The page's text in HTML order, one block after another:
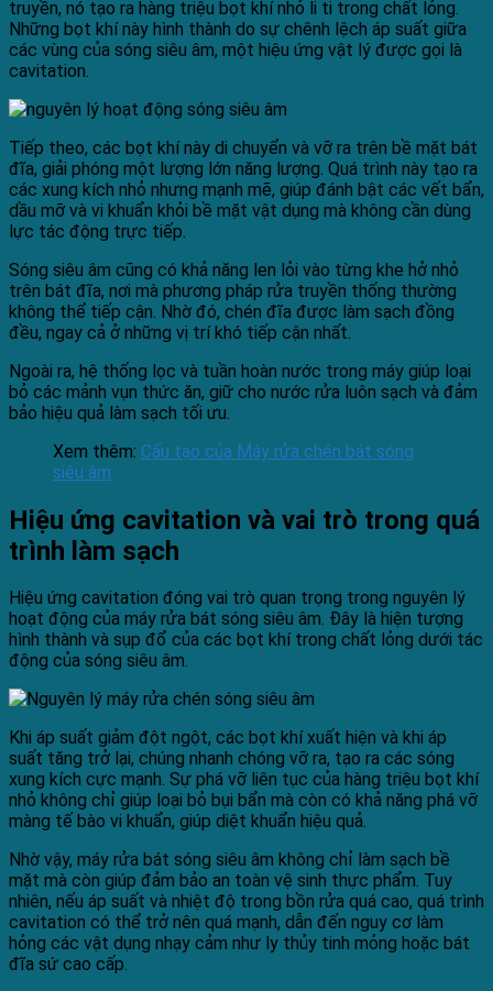
truyền, nó tạo ra hàng triệu bọt khí nhỏ li ti trong chất lỏng.
Những bọt khí này hình thành do sự chênh lệch áp suất giữa
các vùng của sóng siêu âm, một hiệu ứng vật lý được gọi là
cavitation.
Tiếp theo, các bọt khí này di chuyển và vỡ ra trên bề mặt bát
đĩa, giải phóng một lượng lớn năng lượng. Quá trình này tạo ra
các xung kích nhỏ nhưng mạnh mẽ, giúp đánh bật các vết bẩn,
dầu mỡ và vi khuẩn khỏi bề mặt vật dụng mà không cần dùng
lực tác động trực tiếp.
Sóng siêu âm cũng có khả năng len lỏi vào từng khe hở nhỏ
trên bát đĩa, nơi mà phương pháp rửa truyền thống thường
không thể tiếp cận. Nhờ đó, chén đĩa được làm sạch đồng
đều, ngay cả ở những vị trí khó tiếp cận nhất.
Ngoài ra, hệ thống lọc và tuần hoàn nước trong máy giúp loại
bỏ các mảnh vụn thức ăn, giữ cho nước rửa luôn sạch và đảm
bảo hiệu quả làm sạch tối ưu.
Xem thêm: Cấu tạo của Máy rửa chén bát sóng
siêu âm
Hiệu ứng cavitation và vai trò trong quá
trình làm sạch
Hiệu ứng cavitation đóng vai trò quan trọng trong nguyên lý
hoạt động của máy rửa bát sóng siêu âm. Đây là hiện tượng
hình thành và sụp đổ của các bọt khí trong chất lỏng dưới tác
động của sóng siêu âm.
Khi áp suất giảm đột ngột, các bọt khí xuất hiện và khi áp
suất tăng trở lại, chúng nhanh chóng vỡ ra, tạo ra các sóng
xung kích cực mạnh. Sự phá vỡ liên tục của hàng triệu bọt khí
nhỏ không chỉ giúp loại bỏ bụi bẩn mà còn có khả năng phá vỡ
màng tế bào vi khuẩn, giúp diệt khuẩn hiệu quả.
Nhờ vậy, máy rửa bát sóng siêu âm không chỉ làm sạch bề
mặt mà còn giúp đảm bảo an toàn vệ sinh thực phẩm. Tuy
nhiên, nếu áp suất và nhiệt độ trong bồn rửa quá cao, quá trình
cavitation có thể trở nên quá mạnh, dẫn đến nguy cơ làm
hỏng các vật dụng nhạy cảm như ly thủy tinh mỏng hoặc bát
đĩa sứ cao cấp.